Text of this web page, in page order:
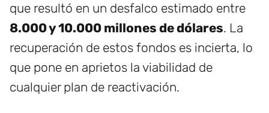
que resultó en un desfalco estimado entre
8.000 y 10.000 millones de dólares. La
recuperación de estos fondos es incierta, lo
que pone en aprietos la viabilidad de
cualquier plan de reactivación.